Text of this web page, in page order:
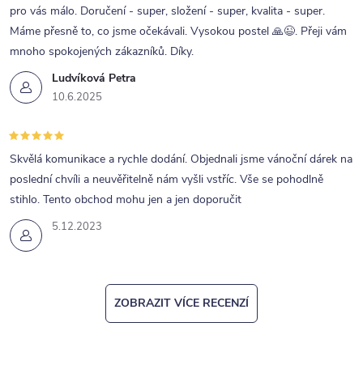
Ludvíková Petra
10.6.2025
pro vás málo. Doručení - super, složení - super, kvalita - super.
Máme přesně to, co jsme očekávali. Vysokou postel 🙏😉. Přeji vám
mnoho spokojených zákazníků. Díky.
5.12.2023
Skvělá komunikace a rychle dodání. Objednali jsme vánoční dárek na
poslední chvíli a neuvěřitelně nám vyšli vstříc. Vše se pohodlně
stihlo. Tento obchod mohu jen a jen doporučit
ZOBRAZIT VÍCE RECENZÍ